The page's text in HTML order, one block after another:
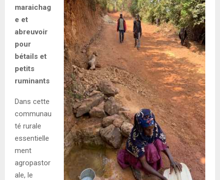
maraichag
e et
abreuvoir
pour
bétails et
petits
ruminants
Dans cette
communau
té rurale
essentielle
ment
agropastor
ale, le